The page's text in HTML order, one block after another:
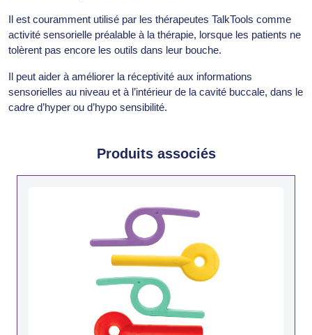
Il est couramment utilisé par les thérapeutes TalkTools comme
activité sensorielle préalable à la thérapie, lorsque les patients ne
tolèrent pas encore les outils dans leur bouche.
Il peut aider à améliorer la réceptivité aux informations
sensorielles au niveau et à l’intérieur de la cavité buccale, dans le
cadre d’hyper ou d’hypo sensibilité.
Produits associés